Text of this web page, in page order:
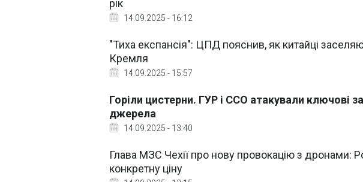
рік
14.09.2025 - 16:12
"Тиха експансія": ЦПД пояснив, як китайці
Кремля
14.09.2025 - 15:57
Горіли цистерни. ГУР і ССО атакували ключові
джерела
14.09.2025 - 13:40
Глава МЗС Чехії про нову провокацію з дронами:
конкретну ціну